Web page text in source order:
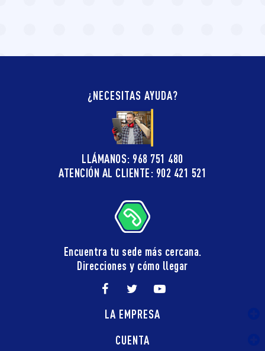
¿NECESITAS AYUDA?
LLÁMANOS: 968 751 480
ATENCIÓN AL CLIENTE: 902 421 521
Encuentra tu sede más cercana.
Direcciones y cómo llegar
LA EMPRESA
CUENTA